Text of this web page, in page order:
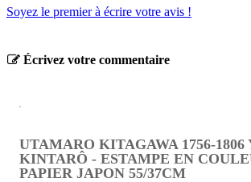
Soyez le premier à écrire votre avis !
Écrivez votre commentaire
UTAMARO KITAGAWA 1756-1806
KINTARÔ - ESTAMPE EN
PAPIER JAPON 55/37CM